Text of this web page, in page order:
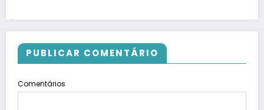
PUBLICAR COMENTÁRIO
Comentários